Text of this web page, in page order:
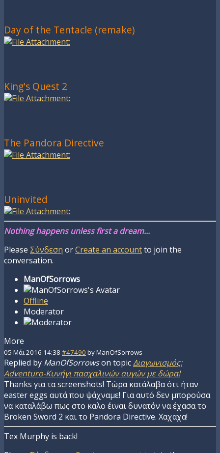
Day of the Tentacle (remake)
King's Quest 2
The Pandora Directive
Uninvited
Nothing happens unless first a dream...
Please Σύνδεση orCreate an accountto join the
conversation.
ManOfSorrows
Offline
Moderator
More
05 Μάι 2016 14:38 #47490 byManOfSorrows
Replied by ManOfSorrowson topicΔιαγωνισμός:
Adventuro-Κυνήγι πασχαλινών αυγών με δώρα!
Thanks για τα screenshots! Τώρα κατάλαβα ότι ήταν
easter eggs αυτά που ψάχναμε! Για αυτό δεν μπορούσα
να καταλάβω πως στο καλο έιναι δυνατόν να έχασα το
Broken Sword 2 και το Pandora Directive. Χαχαχα!
Tex Murphy is back!